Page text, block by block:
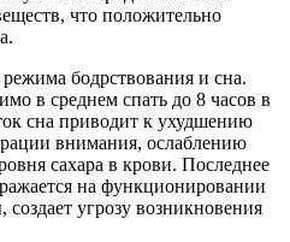
что положительно
бодрствования и сна.
в среднем спать до 8 часов в
сна приводит к ухудшению
внимания, ослаблению
сахара в крови. Последнее
на функционировании
угрозу возникновения